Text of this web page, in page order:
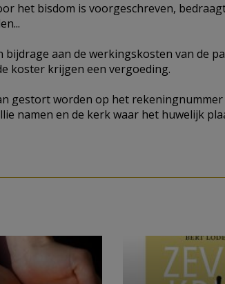
het bisdom is voorgeschreven,
bijdrage aan de werkingskosten van de
koster krijgen een vergoeding.
gestort worden op het rekeningnummer
namen en de kerk waar het huwelijk